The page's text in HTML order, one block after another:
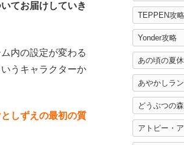
てお届けしていき
内の設定が変わる
うキャラクターか
しずえの最初の質
TEPPEN攻略
Yonder攻略
あの頃の夏
あやかしラン
どうぶつの森
アトピー・